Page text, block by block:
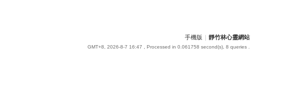
手機版 靜竹林心靈網站
GMT+8, 2026-8-7 16:47 , Processed in 0.061758 second(s), 8 queries .